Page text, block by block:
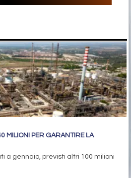
MILIONI PER GARANTIRE LA
a gennaio, previsti altri 100 milioni